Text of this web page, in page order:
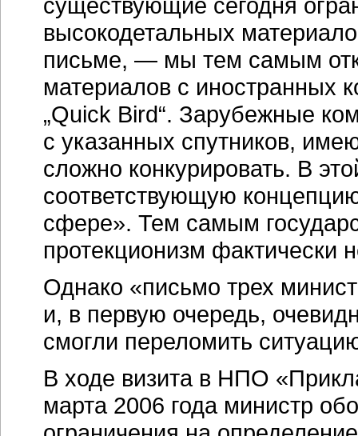
высокодетальных
письме, — мы тем самым
материалов с иностранных
„Quick Bird“. Зарубежные
с указанных спутников,
сложно конкурировать. В
соответствующую
сфере». Тем самым
протекционизм фактически
Однако «письмо трех
и, в первую очередь,
смогли переломить
В ходе визита в НПО
марта 2006 года министр